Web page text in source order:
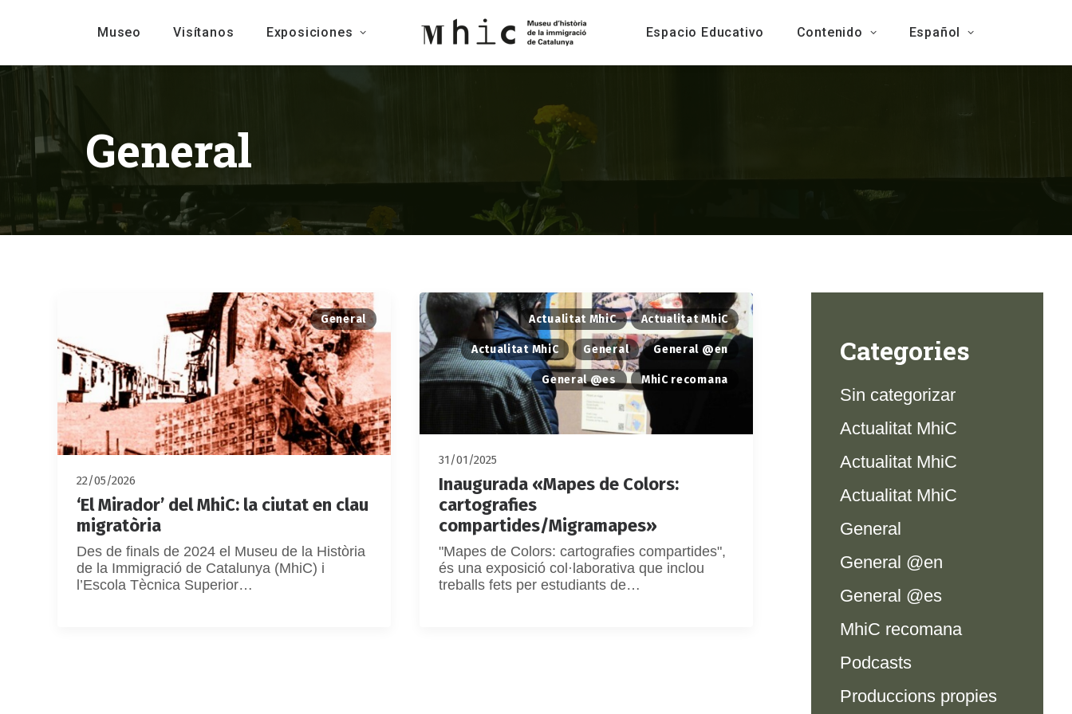
Museo Visítanos Exposiciones Espacio Educativo Contenido Español
General
General
22/05/2026
‘El Mirador’ del MhiC: la ciutat en clau
migratòria
Des de finals de 2024 el Museu de la Història
de la Immigració de Catalunya (MhiC) i
l’Escola Tècnica Superior…
Actualitat MhiC Actualitat MhiC
Actualitat MhiC General General @en
General @es MhiC recomana
31/01/2025
Inaugurada «Mapes de Colors:
cartografies
compartides/Migramapes»
"Mapes de Colors: cartografies compartides",
és una exposició col·laborativa que inclou
treballs fets per estudiants de…
Categories
Sin categorizar
Actualitat MhiC
Actualitat MhiC
Actualitat MhiC
General
General @en
General @es
MhiC recomana
Podcasts
Produccions propies